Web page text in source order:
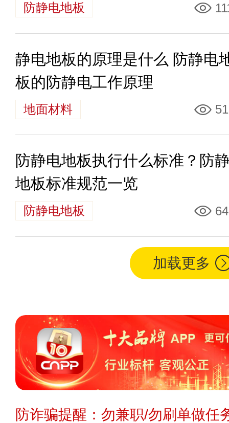
防静电地板
静电地板的原理是什么 防静电
板的防静电工作原理
地面材料
防静电地板执行什么标准？防
地板标准规范一览
防静电地板
加载更多
防诈骗提醒：勿兼职/勿刷单做任